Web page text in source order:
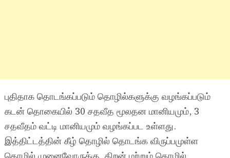
புதிதாக தொடங்கப்படும் தொழில்களுக்கு வழங்கப்படும்
கடன் தொகையில் 30 சதவீத மூலதன மானியமும், 3
சதவீதம் வட்டி மானியமும் வழங்கப்பட உள்ளது.
இத்திட்டத்தின் கீழ் தொழில் தொடங்க விருப்பமுள்ள